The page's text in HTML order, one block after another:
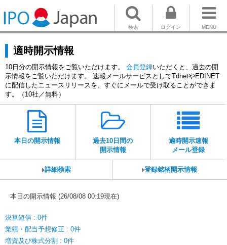
MENU
ログイン
検索
適時開示情報
10日分の開示情報をご覧いただけます。 会員登録いただくと、過去の開
示情報をご覧いただけます。 速報メールサービスとしてTdnetやEDINET
に配信したニュースリリースを、すぐにメールで受け取ることができま
す。（10社／無料）
本日の開示情報
過去10日間の
開示情報
適時開示速報
メール登録
詳細検索 登録銘柄開示情報
本日の開示情報 (26/08/08 00:19現在)
決算短信 : 0件
業績・配当予想修正 : 0件
増資及び株式分割 : 0件